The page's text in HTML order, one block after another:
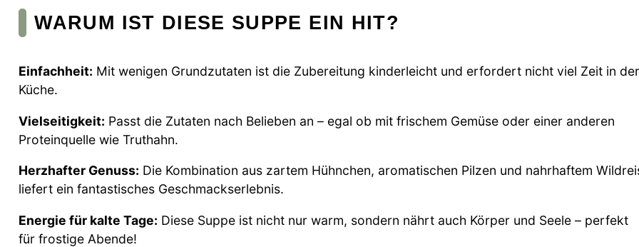
WARUM IST DIESE SUPPE EIN HIT?
Einfachheit: Mit wenigen Grundzutaten ist die Zubereitung kinderleicht und erfordert nicht viel Zeit in der
Küche.
Vielseitigkeit: Passt die Zutaten nach Belieben an – egal ob mit frischem Gemüse oder einer anderen
Proteinquelle wie Truthahn.
Herzhafter Genuss: Die Kombination aus zartem Hühnchen, aromatischen Pilzen und nahrhaftem
liefert ein fantastisches Geschmackserlebnis.
Energie für kalte Tage: Diese Suppe ist nicht nur warm, sondern nährt auch Körper und Seele – perfekt
für frostige Abende!